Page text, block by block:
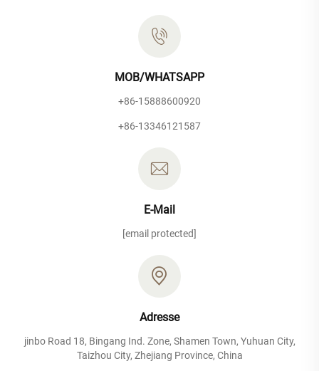
MOB/WHATSAPP
+86-15888600920
+86-13346121587
E-Mail
[email protected]
Adresse
jinbo Road 18, Bingang Ind. Zone, Shamen Town, Yuhuan City,
Taizhou City, Zhejiang Province, China